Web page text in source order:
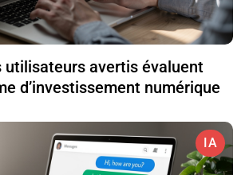
utilisateurs avertis évaluent
d’investissement numérique
IA